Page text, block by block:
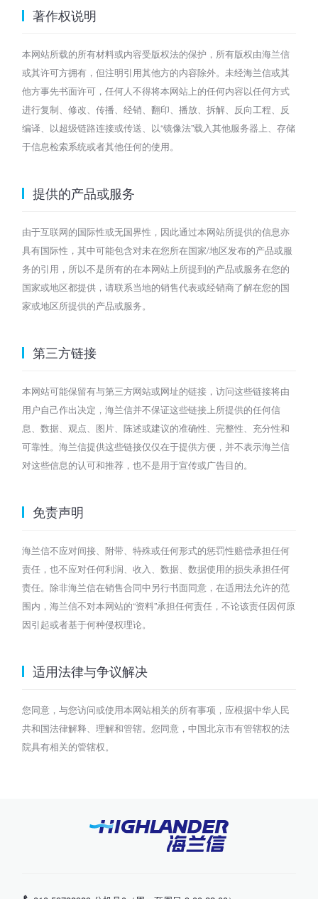
著作权说明
本网站所载的所有材料或内容受版权法的保护，所有版权由海兰信
或其许可方拥有，但注明引用其他方的内容除外。未经海兰信或其
他方事先书面许可，任何人不得将本网站上的任何内容以任何方式
进行复制、修改、传播、经销、翻印、播放、拆解、反向工程、反
编译、以超级链路连接或传送、以“镜像法”载入其他服务器上、存储
于信息检索系统或者其他任何的使用。
提供的产品或服务
由于互联网的国际性或无国界性，因此通过本网站所提供的信息亦
具有国际性，其中可能包含对未在您所在国家/地区发布的产品或服
务的引用，所以不是所有的在本网站上所提到的产品或服务在您的
国家或地区都提供，请联系当地的销售代表或经销商了解在您的国
家或地区所提供的产品或服务。
第三方链接
本网站可能保留有与第三方网站或网址的链接，访问这些链接将由
用户自己作出决定，海兰信并不保证这些链接上所提供的任何信
息、数据、观点、图片、陈述或建议的准确性、完整性、充分性和
可靠性。海兰信提供这些链接仅仅在于提供方便，并不表示海兰信
对这些信息的认可和推荐，也不是用于宣传或广告目的。
免责声明
海兰信不应对间接、附带、特殊或任何形式的惩罚性赔偿承担任何
责任，也不应对任何利润、收入、数据、数据使用的损失承担任何
责任。除非海兰信在销售合同中另行书面同意，在适用法允许的范
围内，海兰信不对本网站的“资料”承担任何责任，不论该责任因何原
因引起或者基于何种侵权理论。
适用法律与争议解决
您同意，与您访问或使用本网站相关的所有事项，应根据中华人民
共和国法律解释、理解和管辖。您同意，中国北京市有管辖权的法
院具有相关的管辖权。